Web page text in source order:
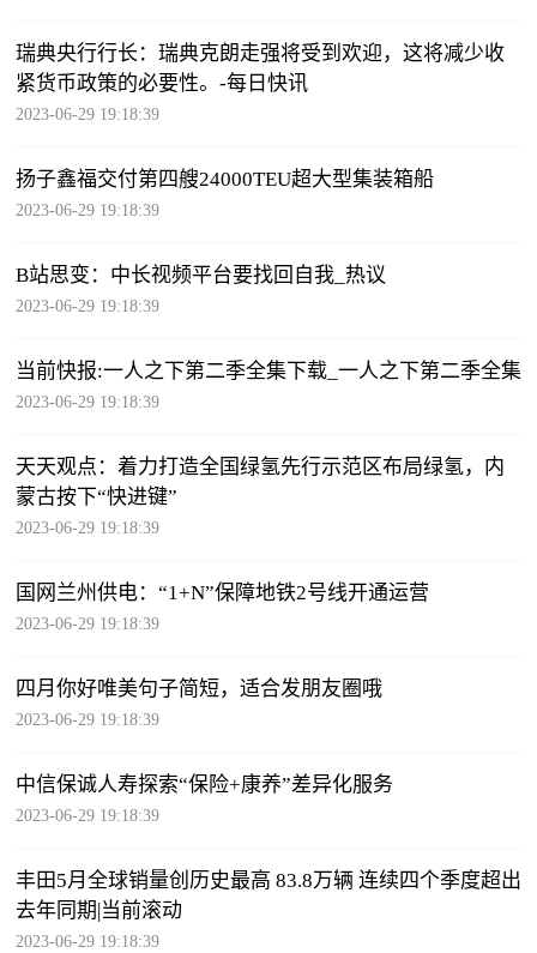
瑞典央行行长：瑞典克朗走强将受到欢迎，这将减少收
紧货币政策的必要性。-每日快讯
2023-06-29 19:18:39
扬子鑫福交付第四艘24000TEU超大型集装箱船
2023-06-29 19:18:39
B站思变：中长视频平台要找回自我_热议
2023-06-29 19:18:39
当前快报:一人之下第二季全集下载_一人之下第二季全集
2023-06-29 19:18:39
天天观点：着力打造全国绿氢先行示范区布局绿氢，内
蒙古按下“快进键”
2023-06-29 19:18:39
国网兰州供电：“1+N”保障地铁2号线开通运营
2023-06-29 19:18:39
四月你好唯美句子简短，适合发朋友圈哦
2023-06-29 19:18:39
中信保诚人寿探索“保险+康养”差异化服务
2023-06-29 19:18:39
丰田5月全球销量创历史最高 83.8万辆 连续四个季度超出
去年同期|当前滚动
2023-06-29 19:18:39